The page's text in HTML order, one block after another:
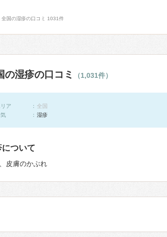
国の湿疹の口コミ 1031件
の湿疹の口コミ （1,031件）
リア
全国
湿疹
について
皮膚のかぶれ